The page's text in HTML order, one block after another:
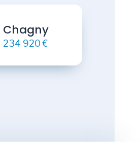
Chagny
234 920 €